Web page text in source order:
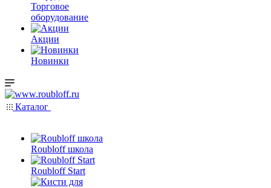
Торговое
оборудование
Акции
Новинки
Каталог
Roubloff школа
Roubloff Start